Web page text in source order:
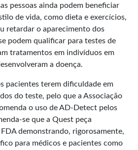
pessoas ainda podem beneficiar
de vida, como dieta e exercícios,
retardar o aparecimento dos
podem qualificar para testes de
tratamentos em indivíduos em
a doença.
pacientes terem dificuldade em
do teste, pelo que a Associaçāo
o uso de AD-Detect pelos
se que a Quest peça
demonstrando, rigorosamente,
para médicos e pacientes como